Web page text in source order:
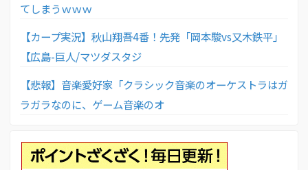
てしまうｗｗｗ
【カープ実況】秋山翔吾4番！先発「岡本駿vs又木鉄平」
【広島-巨人/マツダスタジ
【悲報】音楽愛好家「クラシック音楽のオーケストラはガ
ラガラなのに、ゲーム音楽のオ